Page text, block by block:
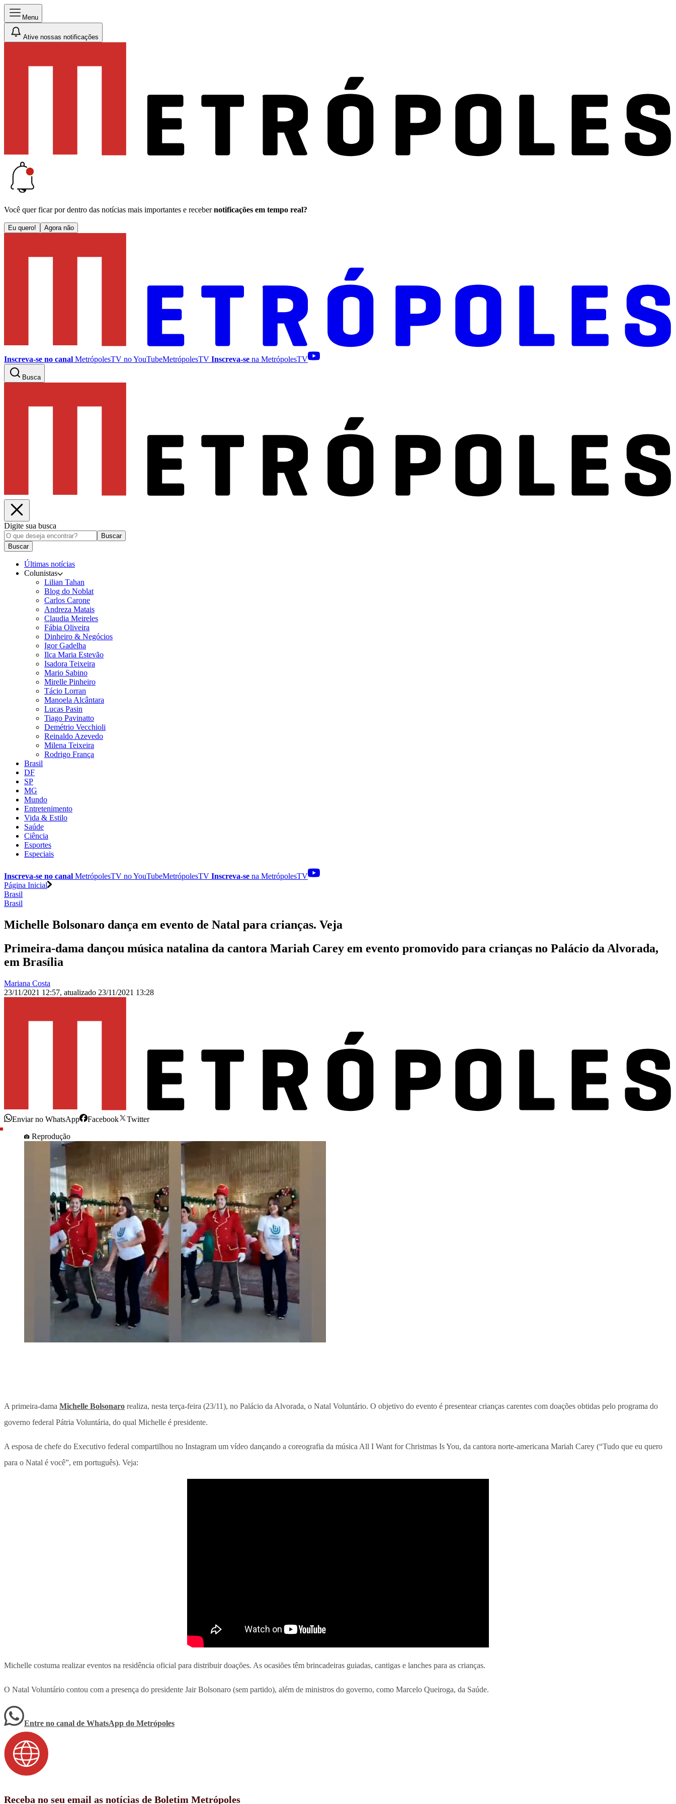
Menu
Ative nossas notificações
Você quer ficar por dentro das notícias mais importantes e receber notificações em tempo real?
Eu quero! Agora não
Inscreva-se no canal MetrópolesTV noYouTubeMetrópolesTV Inscreva-se na MetrópolesTV
Busca
Digite sua busca
Buscar
Buscar
Últimas notícias
Colunistas
Lilian Tahan
Blog do Noblat
Carlos Carone
Andreza Matais
Claudia Meireles
Fábia Oliveira
Dinheiro & Negócios
Igor Gadelha
Ilca Maria Estevão
Isadora Teixeira
Mario Sabino
Mirelle Pinheiro
Tácio Lorran
Manoela Alcântara
Lucas Pasin
Tiago Pavinatto
Demétrio Vecchioli
Reinaldo Azevedo
Milena Teixeira
Rodrigo França
Brasil
DF
SP
MG
Mundo
Entretenimento
Vida & Estilo
Saúde
Ciência
Esportes
Especiais
Inscreva-se no canal MetrópolesTV noYouTubeMetrópolesTV Inscreva-se na MetrópolesTV
Página Inicial
Brasil
Brasil
Michelle Bolsonaro dança em evento de Natal para crianças. Veja
Primeira-dama dançou música natalina da cantora Mariah Carey em evento promovido para crianças no Palácio da Alvorada,
em Brasília
Mariana Costa
23/11/2021 12:57, atualizado 23/11/2021 13:28
Enviar no WhatsApp Facebook
Twitter
Reprodução
A primeira-dama Michelle Bolsonaro realiza, nesta terça-feira (23/11), no Palácio da Alvorada, o Natal Voluntário. O objetivo do evento é presentear crianças carentes com doações obtidas pelo programa do
governo federal Pátria Voluntária, do qual Michelle é presidente.
A esposa de chefe do Executivo federal compartilhou no Instagram um vídeo dançando a coreografia da música All I Want for Christmas Is You, da cantora norte-americana Mariah Carey (“Tudo que eu quero
para o Natal é você”, em português). Veja:
Michelle costuma realizar eventos na residência oficial para distribuir doações. As ocasiões têm brincadeiras guiadas, cantigas e lanches para as crianças.
O Natal Voluntário contou com a presença do presidente Jair Bolsonaro (sem partido), além de ministros do governo, como Marcelo Queiroga, da Saúde.
Entre no canal de WhatsApp do Metrópoles
Receba no seu email as notícias de Boletim Metrópoles